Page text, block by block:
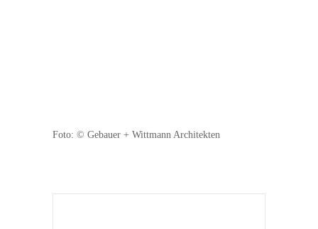
Foto: © Gebauer + Wittmann Architekten